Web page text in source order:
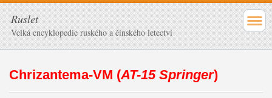
Ruslet
Velká encyklopedie ruského a čínského letectví
Chrizantema-VM (AT-15 Springer)